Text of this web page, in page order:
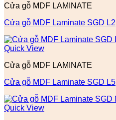
Cửa gỗ MDF LAMINATE
Cửa gỗ MDF Laminate SGD L2
Quick View
Cửa gỗ MDF LAMINATE
Cửa gỗ MDF Laminate SGD L5
Quick View